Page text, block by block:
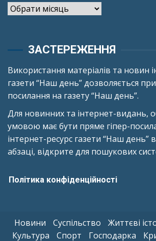
Архіви
ЗАСТЕРЕЖЕННЯ
Використання матеріалів та новин
газети “Наш день” дозволяється
посилання на газету “Наш день”.
Для новинних та інтернет-видань,
умовою має бути пряме гіпер-
інтернет-ресурс газети “Наш
абзаці, відкрите для пошукових
Політика конфіденційності
Новини Суспільство Життєві
Культура
Спорт Господарка